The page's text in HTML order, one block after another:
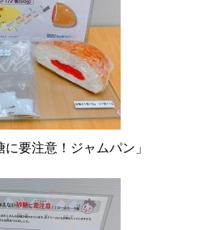
に要注意！ジャムパン」